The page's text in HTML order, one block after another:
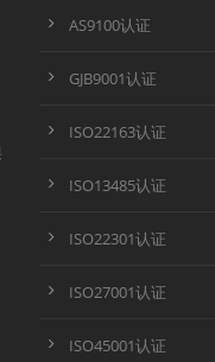
AS9100认证
GJB9001认证
ISO22163认证
ISO13485认证
ISO22301认证
ISO27001认证
ISO45001认证